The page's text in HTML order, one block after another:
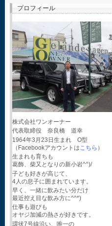
プロフィール
株式会社ワンオーナー
代表取締役 奈良橋 道幸
1964年3月23日生まれ O型
（Facebookアカウントはこちら ）
生まれも育ちも
葛飾、柴又となりの新小岩^^)/
子ども好きが高じて、
4人の息子に囲まれています。
早く、一緒に飲みたい分だけ
最近控え目な飲み方に^^*)
仕事も遊びも
オヤジ加減の熱さが好きです。
環状7号線沿い、唯一の